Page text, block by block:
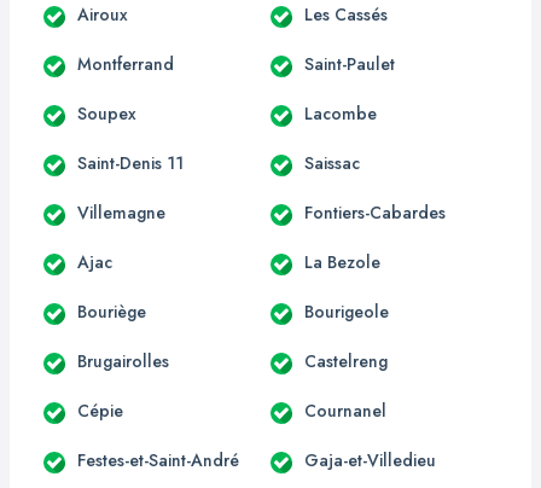
Airoux Les Cassés
Montferrand Saint-Paulet
Soupex Lacombe
Saint-Denis 11 Saissac
Villemagne Fontiers-Cabardes
Ajac La Bezole
Bouriège Bourigeole
Brugairolles Castelreng
Cépie Cournanel
Festes-et-Saint-André Gaja-et-Villedieu